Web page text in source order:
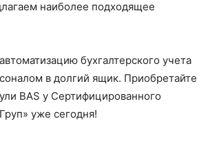
наиболее подходящее
бухгалтерского учета
в долгий ящик. Приобретайте
BAS у Сертифицированного
уже сегодня!